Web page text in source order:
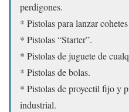
perdigones.
* Pistolas para lanzar
* Pistolas “Starter”.
* Pistolas de juguete de
* Pistolas de bolas.
* Pistolas de proyectil fijo y
industrial.